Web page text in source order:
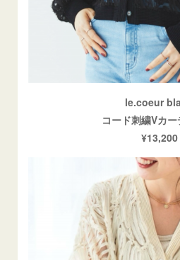
le.coeur
コード刺繍Vカ
¥13,200